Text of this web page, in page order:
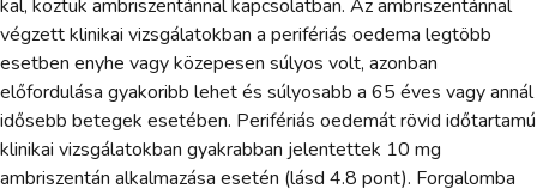
kal, köztük ambriszentánnal kapcsolatban. Az ambriszentánnal
végzett klinikai vizsgálatokban a perifériás oedema legtöbb
esetben enyhe vagy közepesen súlyos volt, azonban
előfordulása gyakoribb lehet és súlyosabb a 65 éves vagy annál
idősebb betegek esetében. Perifériás oedemát rövid időtartamú
klinikai vizsgálatokban gyakrabban jelentettek 10 mg
ambriszentán alkalmazása esetén (lásd 4.8 pont). Forgalomba